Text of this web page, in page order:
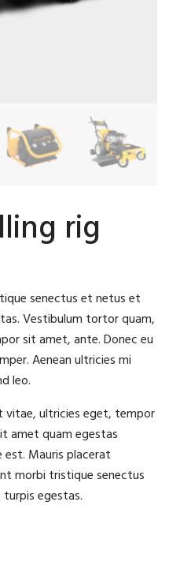
rig
senectus et netus et
Vestibulum tortor quam,
sit amet, ante. Donec eu
Aenean ultricies mi
leo.
ultricies eget, tempor
amet quam egestas
est. Mauris placerat
morbi tristique senectus
egestas.